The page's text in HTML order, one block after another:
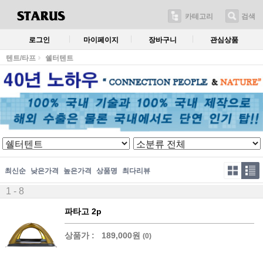
카테고리 검색
로그인 마이페이지 장바구니 관심상품
텐트/타프 쉘터텐트
최신순 낮은가격 높은가격 상품명 최다리뷰
1 - 8
파타고 2p
상품가 : 189,000원 (0)